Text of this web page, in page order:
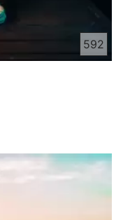
592